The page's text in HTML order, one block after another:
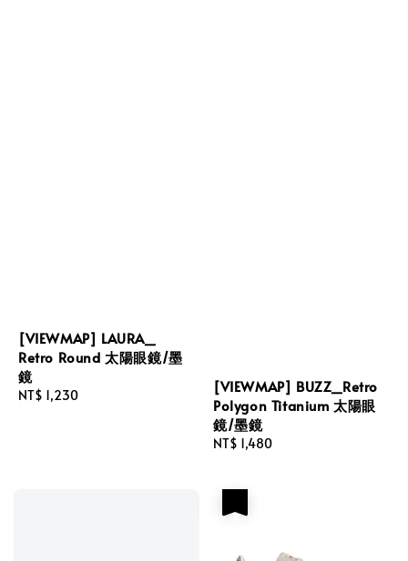
[VIEWMAP] LAURA_
Retro Round 太陽眼鏡/墨
鏡
Regular
NT$ 1,230
[VIEWMAP] BUZZ_Retro
Polygon Titanium 太陽眼
鏡/墨鏡
Regular
NT$ 1,480